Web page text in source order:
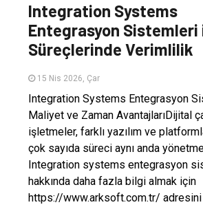
Integration Systems
Entegrasyon Sistemleri
Süreçlerinde Verimlilik
15 Nis 2026, Çar
Integration Systems Entegrasyon
Maliyet ve Zaman AvantajlarıDijital
işletmeler, farklı yazılım ve
çok sayıda süreci aynı anda
Integration systems entegrasyon
hakkında daha fazla bilgi almak için
https://www.arksoft.com.tr/